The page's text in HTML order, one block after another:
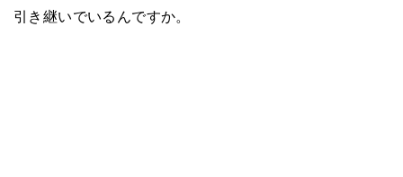
引き継いでいるんですか。